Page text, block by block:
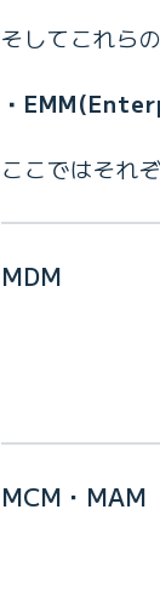
そしてこれら
・
ここではそれ
MDM
MCM・MAM